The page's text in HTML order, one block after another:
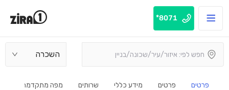
8071*
השכרה
פרטים פרטים מידע כללי שרותים מפה מתקדמת